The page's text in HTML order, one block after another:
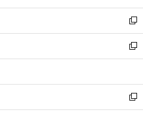
開
く
ウ
で
開
く
ン
ド
ウ
で
開
ウ
ィ
ン
ド
ウ
開
く
し
い
ウ
ィ
ン
ウ
で
開
新
し
い
ウ
ン
ド
ウ
新
し
ウ
ィ
ン
新